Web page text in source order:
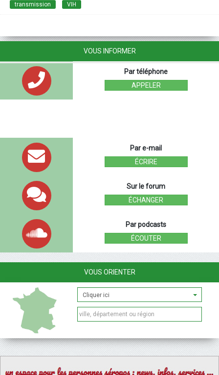
transmission VIH
VOUS INFORMER
Par téléphone
APPELER
Par e-mail
ÉCRIRE
Sur le forum
ÉCHANGER
Par podcasts
ÉCOUTER
VOUS ORIENTER